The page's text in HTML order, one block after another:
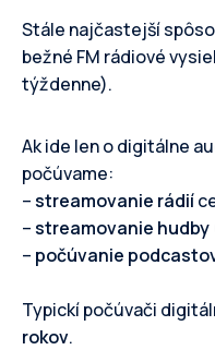
Stále najčastejší
bežné FM rádiové
týždenne).
Ak ide len o digitálne
počúvame:
–streamovanie rádií
–streamovanie hudby
– počúvanie
Typickí počúvači
rokov.